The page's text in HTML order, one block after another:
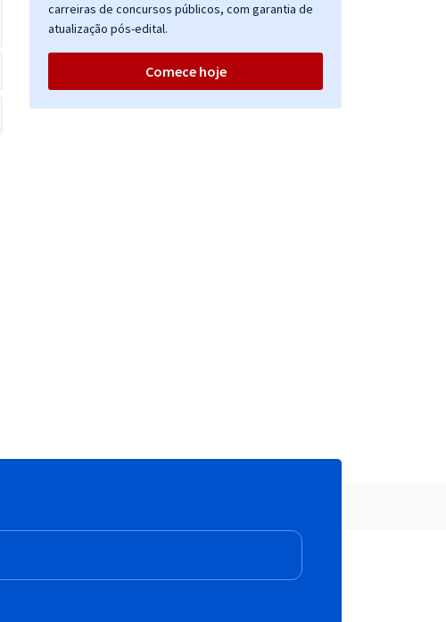
carreiras de concursos públicos, com garantia de
atualização pós-edital.
Comece hoje